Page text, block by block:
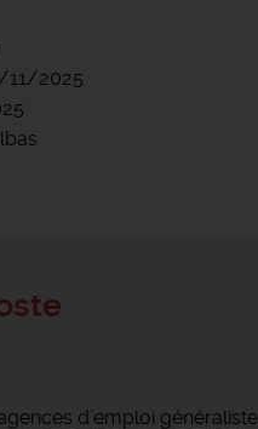
11/2025
d’emploi